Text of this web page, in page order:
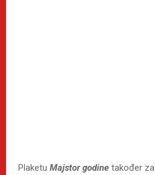
Plaketu Majstor godine također